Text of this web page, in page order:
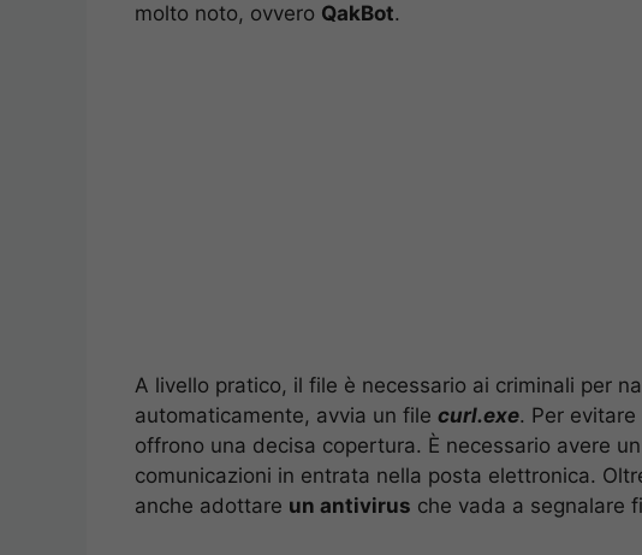
molto noto, ovvero QakBot.
A livello pratico, il file è necessario ai criminali per
automaticamente, avvia un file curl.exe. Per
offrono una decisa copertura. È necessario avere un
comunicazioni in entrata nella posta elettronica.
anche adottare un antivirus che vada a segnalare